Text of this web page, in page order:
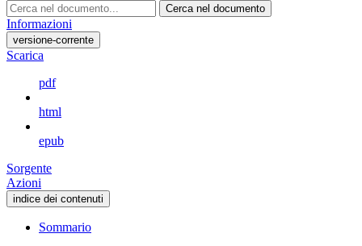
Cerca nel documento
Informazioni
versione-corrente
Scarica
pdf
html
epub
Sorgente
Azioni
indice dei contenuti
Sommario